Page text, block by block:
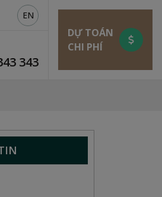
EN
343
DỰ TOÁN
CHI PHÍ